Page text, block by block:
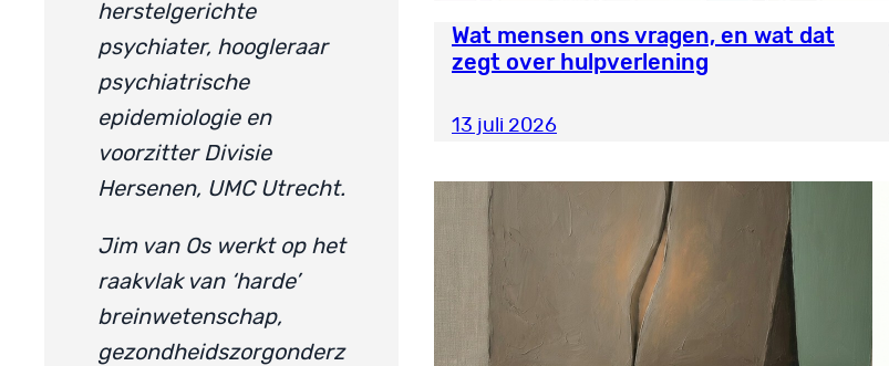
herstelgerichte
psychiater, hoogleraar
psychiatrische
epidemiologie en
voorzitter Divisie
Hersenen, UMC Utrecht.
Jim van Os werkt op het
raakvlak van ‘harde’
breinwetenschap,
gezondheidszorgonderz
Wat mensen ons vragen, en wat dat
zegt over hulpverlening
13 juli 2026